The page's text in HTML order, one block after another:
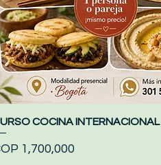
Quick View
COCINA INTERNACIONAL
1,700,000